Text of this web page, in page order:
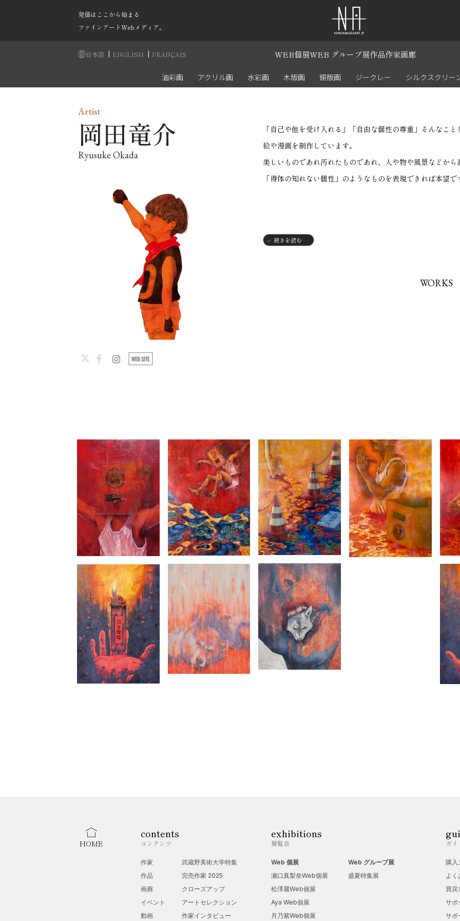
発信はここから始まる
ファインアートWebメディア。
日本語 | ENGLISH | FRANÇAIS WEB個展WEB グループ展作品作家画廊
油彩画 アクリル画 水彩画 木版画 銅版画 ジークレー シルクスクリー
「自己や他を受け入れる」「自由な個性の尊重」そんなこ
絵や漫画を制作しています。
美しいものであれ汚れたものであれ、人や物や風景などから
「得体の知れない個性」のようなものを表現できれば本望で
1984年
・Artist Cafe Fukuoka Grand Studio「NEWGRAPHY
・pozoq「FEELS GOOD vol.3」
2024年
・冷泉荘ギャラリー「ばっ展」
・Artas Gallary「A.A.F.S.24 - Artas Art Fair Selection 24」
2025年
・岩田屋 本店「IWATAYA Life with Art」
・transform「UNDER THE SUN vol.2」
続きを読む
Artist
岡田竜介
Ryusuke Okada
WORKS
HOME
contents
コンテンツ
作家
作品
画廊
イベント
動画
武蔵野美術大学特集
完売作家 2025
クローズアップ
アートセレクション
作家インタビュー
exhibitions
展覧会
Web 個展
瀬口真梨奈Web個展
松澤麗Web個展
Aya Web個展
月乃紫Web個展
Web グループ展
盛夏特集展
ガイ
購入
よく
買戻
サポ
サポ